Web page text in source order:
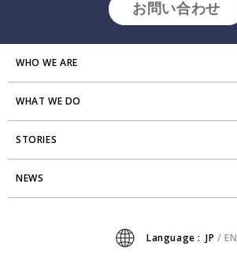
お問い合わせ
WHO WE ARE
HVからのメッセージ
研究員紹介
アクセス
WHAT WE DO
組織変革
エンゲージメント向上支援
STORIES
Stories
NEWS
Language : JP /EN